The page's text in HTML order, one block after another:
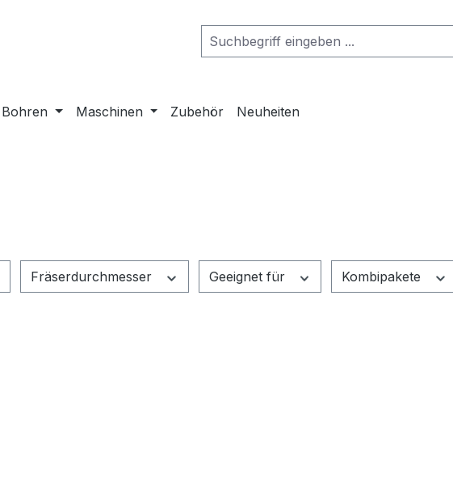
Bohren Maschinen Zubehör Neuheiten
Fräserdurchmesser Geeignet für Kombipakete